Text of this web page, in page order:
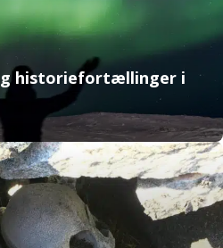
historiefortællinger i